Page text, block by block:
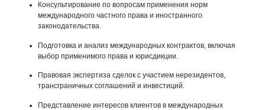
Консультирование по вопросам применения норм
международного частного права и иностранного
законодательства.
Подготовка и анализ международных контрактов, включая
выбор применимого права и юрисдикции.
Правовая экспертиза сделок с участием нерезидентов,
трансграничных соглашений и инвестиций.
Представление интересов клиентов в международных